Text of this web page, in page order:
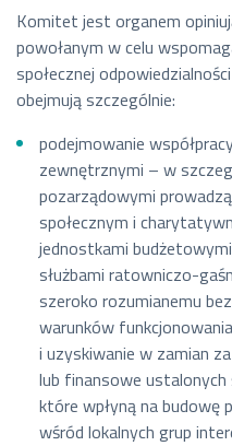
Komitet jest organem
powołanym w celu
społecznej
obejmują szczególnie:
podejmowanie
zewnętrznymi – w
pozarządowymi
społecznym i
jednostkami
służbami ratowniczo-
szeroko rozumianemu
warunków
i uzyskiwanie w zamian
lub finansowe
które wpłyną na budowę
wśród lokalnych grup